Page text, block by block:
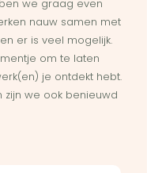
we graag even
nauw samen met
er is veel mogelijk.
om te laten
je ontdekt hebt.
zijn we ook benieuwd